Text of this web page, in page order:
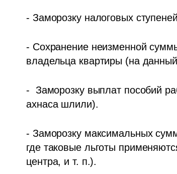
- Заморозку налоговых
- Сохранение неизменной
владельца квартиры (на
-  Заморозку выплат пособий
ахнаса шлили).
- Заморозку максимальных
где таковые льготы
центра, и т. п.).